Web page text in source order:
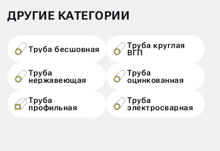
ДРУГИЕ КАТЕГОРИИ
Труба бесшовная Труба круглая
ВГП
Труба
нержавеющая
Труба
оцинкованная
Труба
профильная
Труба
электросварная